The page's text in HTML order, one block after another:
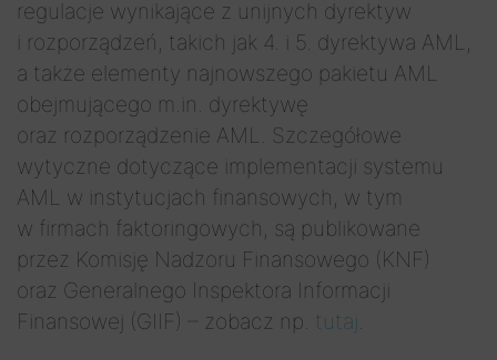
regulacje wynikające z unijnych dyrektyw
i rozporządzeń, takich jak 4. i 5. dyrektywa AML,
a także elementy najnowszego pakietu AML
obejmującego m.in. dyrektywę
oraz rozporządzenie AML. Szczegółowe
wytyczne dotyczące implementacji systemu
AML w instytucjach finansowych, w tym
w firmach faktoringowych, są publikowane
przez Komisję Nadzoru Finansowego (KNF)
oraz Generalnego Inspektora Informacji
Finansowej (GIIF) – zobacz np. tutaj .